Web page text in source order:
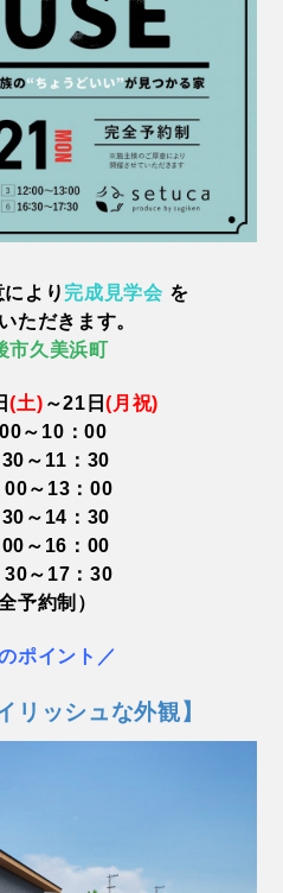
より 完成見学会 を
ただきます。
市久美浜町
(土) ～21日(月祝)
～10：00
～11：30
～13：00
～14：30
～16：00
～17：30
予約制）
ポイント／
リッシュな外観】